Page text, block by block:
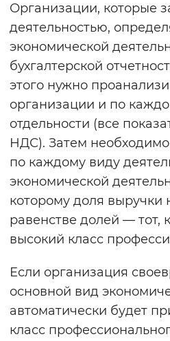
Организации, которые
деятельностью,
экономической
бухгалтерской
этого нужно
организации и по
отдельности (все
НДС). Затем
по каждому виду
экономической
которому доля выручки
равенстве долей — тот,
высокий класс
Если организация
основной вид
автоматически будет
класс